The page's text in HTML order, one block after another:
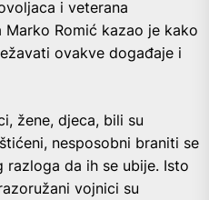
i veterana
Romić kazao je kako
ovakve događaje i
žene, djeca, bili su
nesposobni braniti se
razloga da ih se ubije. Isto
vojnici su